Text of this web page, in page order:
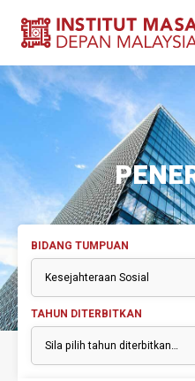
BIDANG TUMPUAN
TAHUN DITERBITKAN